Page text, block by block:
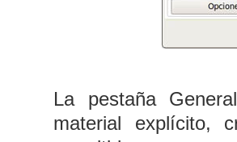
La pestaña
material explícito,